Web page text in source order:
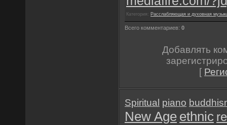
Категория: Расслабляющая и духовная
Всего комментариев: 0
Добавлять
[
Spiritual piano
New Age ethnic